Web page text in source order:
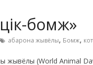
бомж»
абарона жывёлы, Бомж, кот
жывёлы (World Animal